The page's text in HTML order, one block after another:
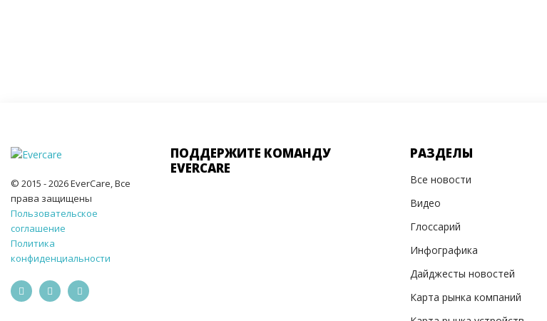
© 2015 - 2026 EverCare, Все
права защищены
Пользовательское
соглашение
Политика
конфиденциальности
ПОДДЕРЖИТЕ КОМАНДУ
EVERCARE
РАЗДЕЛЫ
Все новости
Видео
Глоссарий
Инфографика
Дайджесты новостей
Карта рынка компаний